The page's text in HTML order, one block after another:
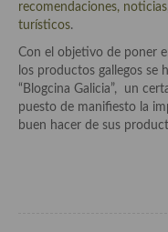
Cocina de Hawái
Cocina de Madagascar
Cocina Africana
Cocina Sudafrinaca
recomendaciones, noticias
turísticos.
Con el objetivo de poner
los productos gallegos se
“Blogcina Galicia”, un
puesto de manifiesto la
buen hacer de sus